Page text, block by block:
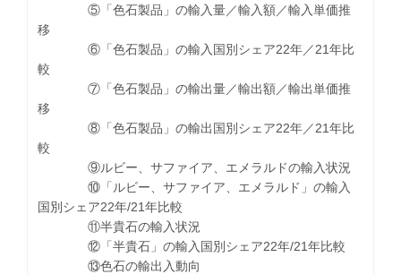
⑤「色石製品」の輸入量／輸入額／輸入単価推
移
⑥「色石製品」の輸入国別シェア22年／21年比
較
⑦「色石製品」の輸出量／輸出額／輸出単価推
移
⑧「色石製品」の輸出国別シェア22年／21年比
較
⑨ルビー、サファイア、エメラルドの輸入状況
⑩「ルビー、サファイア、エメラルド」の輸入
国別シェア22年/21年比較
⑪半貴石の輸入状況
⑫「半貴石」の輸入国別シェア22年/21年比較
⑬色石の輸出入動向